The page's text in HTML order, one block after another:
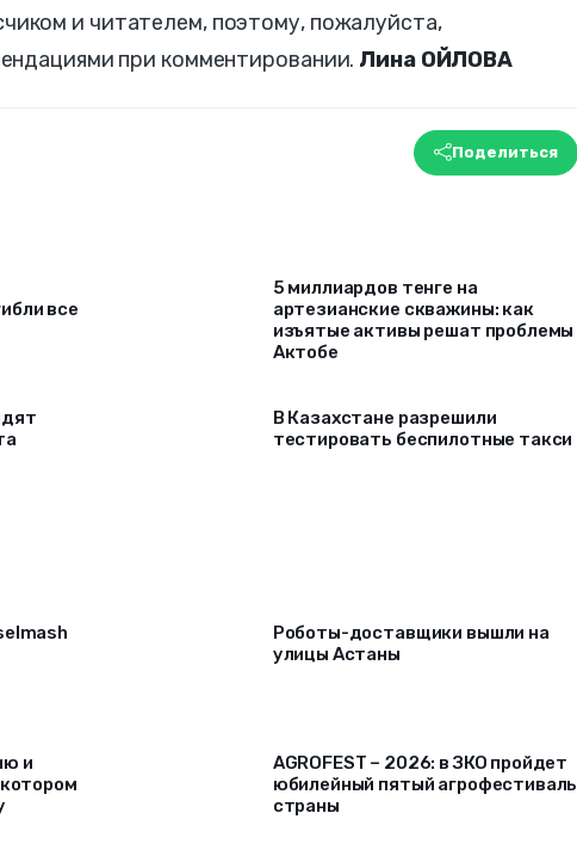
и читателем, поэтому, пожалуйста,
при комментировании. Лина ОЙЛОВА
Поделиться
все
5 миллиардов тенге на
артезианские скважины: как
изъятые активы решат проблемы
Актобе
В Казахстане разрешили
тестировать беспилотные такси
Роботы-доставщики вышли на
улицы Астаны
и
AGROFEST – 2026: в ЗКО пройдет
юбилейный пятый агрофестиваль
страны